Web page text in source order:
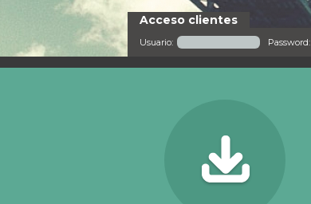
Acceso clientes
Usuario: Password: